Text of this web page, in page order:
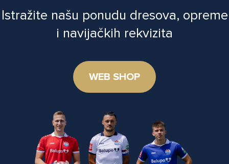
Istražite našu ponudu dresova, opreme
i navijačkih rekvizita
WEB SHOP